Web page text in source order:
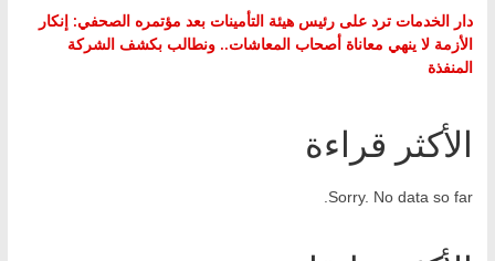
دار الخدمات ترد على رئيس هيئة التأمينات بعد مؤتمره الصحفي: إنكار
الأزمة لا ينهي معاناة أصحاب المعاشات.. ونطالب بكشف الشركة
المنفذة
الأكثر قراءة
Sorry. No data so far.